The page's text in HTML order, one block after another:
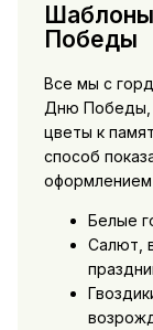
Победы
Все мы с
Дню Победы,
цветы к
способ
Белые
Салют,